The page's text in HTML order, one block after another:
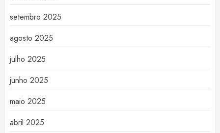
setembro 2025
agosto 2025
julho 2025
junho 2025
maio 2025
abril 2025